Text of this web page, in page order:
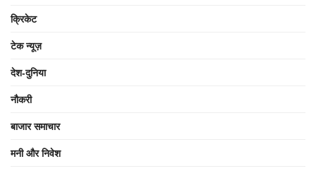
क्रिकेट
टेक न्यूज़
देश-दुनिया
नौकरी
बाजार समाचार
मनी और निवेश